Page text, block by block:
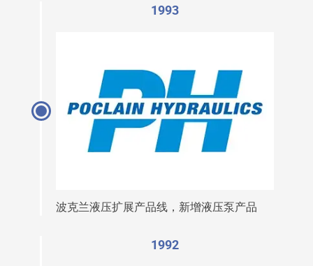
1993
波克兰液压扩展产品线，新增液压泵产品
1992